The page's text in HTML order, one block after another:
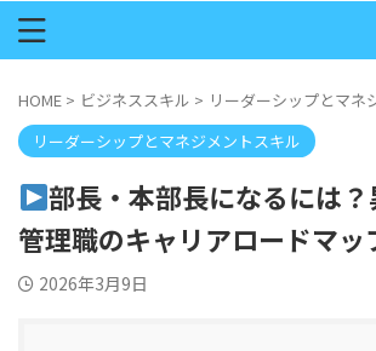
HOME > ビジネススキル > リーダーシップとマネ
リーダーシップとマネジメントスキル
部長・本部長になるには
管理職のキャリアロードマッ
2026年3月9日